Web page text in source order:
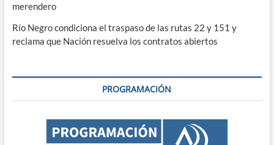
merendero
Río Negro condiciona el traspaso de las rutas 22 y 151 y
reclama que Nación resuelva los contratos abiertos
PROGRAMACIÓN